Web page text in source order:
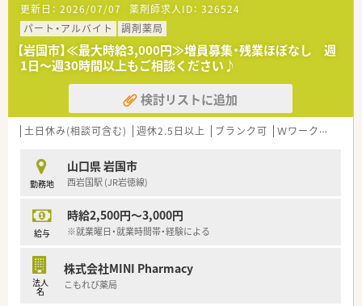
【募集背景と求める人物像について】
■今回は現在勤務されている方の退職に伴う欠員補充を目的と
した急募であり、なるべく早くご入職いただける方を求めていま
す。
■64歳以下の方を幅広く募集しており、これまでのご経験を活
かして病院での調剤や病棟業務に前向きに取り組める方を歓迎
■精神科領域での業務経験がない未経験の方や、しばらく現場を
離れていたブランクのある方からのご応募も積極的にお待ちし
【想定される業務内容】
■院内の医師から発行される処方箋に基づく正確な調剤業務や
ます。
■病棟業務に携わり、入院されている患者様のお薬の管理や効果
トします。
■内科や心療内科、精神科のお薬に関する専門的な知識を深め、
患者様が安心して治療に臨めるよう薬剤師の視点から貢献しま
更新日： 2026/07/07 薬剤師求人ID： 326524
パート・アルバイト
調剤薬局
【岩国市】≪最大時給3,000円≫増員募集・残業ほぼなし 週
1日～週30時間以上もご相談ください♪
検討リストに追加
土日休み(相談可含む) 週休2.5日以上 ブランク可 Ｗワーク可
勤務地
山口県 岩国市
西岩国駅 (JR岩徳線)
給与
時給2,500円～3,000円
※就業曜日・就業時間帯・経験による
法人
名
株式会社MINI Pharmacy
こもれび薬局